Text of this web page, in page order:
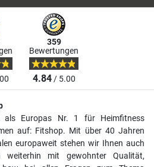
359
Bewertungen
4.84/ 5.00
Europas Nr. 1 für Heimfitness
auf: Fitshop. Mit über 40 Jahren
europaweit stehen wir Ihnen auch
weiterhin mit gewohnter Qualität,